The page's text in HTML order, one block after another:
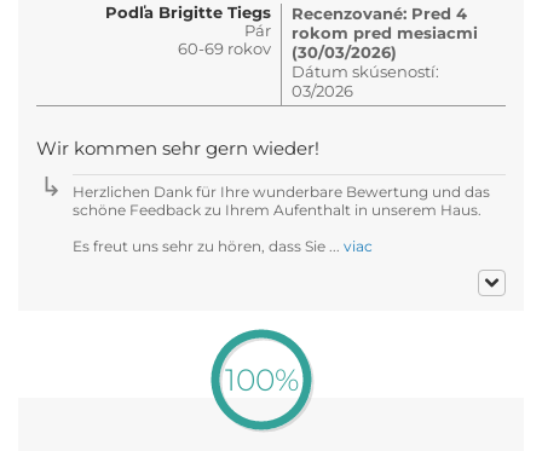
Podľa Brigitte Tiegs
Pár
60-69 rokov
Recenzované: Pred 4
rokom pred mesiacmi
(30/03/2026)
Dátum skúseností:
03/2026
Wir kommen sehr gern wieder!
Herzlichen Dank für Ihre wunderbare Bewertung und das
schöne Feedback zu Ihrem Aufenthalt in unserem Haus.
Es freut uns sehr zu hören, dass Sie ... viac
100%